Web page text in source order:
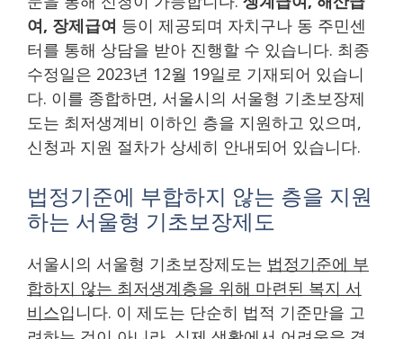
여, 장제급여 등이 제공되며 자치구나 동 주민센
터를 통해 상담을 받아 진행할 수 있습니다. 최종
수정일은 2023년 12월 19일로 기재되어 있습니
다. 이를 종합하면, 서울시의 서울형 기초보장제
도는 최저생계비 이하인 층을 지원하고 있으며,
신청과 지원 절차가 상세히 안내되어 있습니다.
법정기준에 부합하지 않는 층을 지원
하는 서울형 기초보장제도
서울시의 서울형 기초보장제도는 법정기준에 부
합하지 않는 최저생계층을 위해 마련된 복지 서
비스입니다. 이 제도는 단순히 법적 기준만을 고